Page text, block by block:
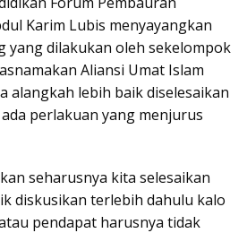
Karim Lubis menyayangkan
yang dilakukan oleh sekelompok
Aliansi Umat Islam
alangkah lebih baik diselesaikan
perlakuan yang menjurus
seharusnya kita selesaikan
diskusikan terlebih dahulu kalo
pendapat harusnya tidak